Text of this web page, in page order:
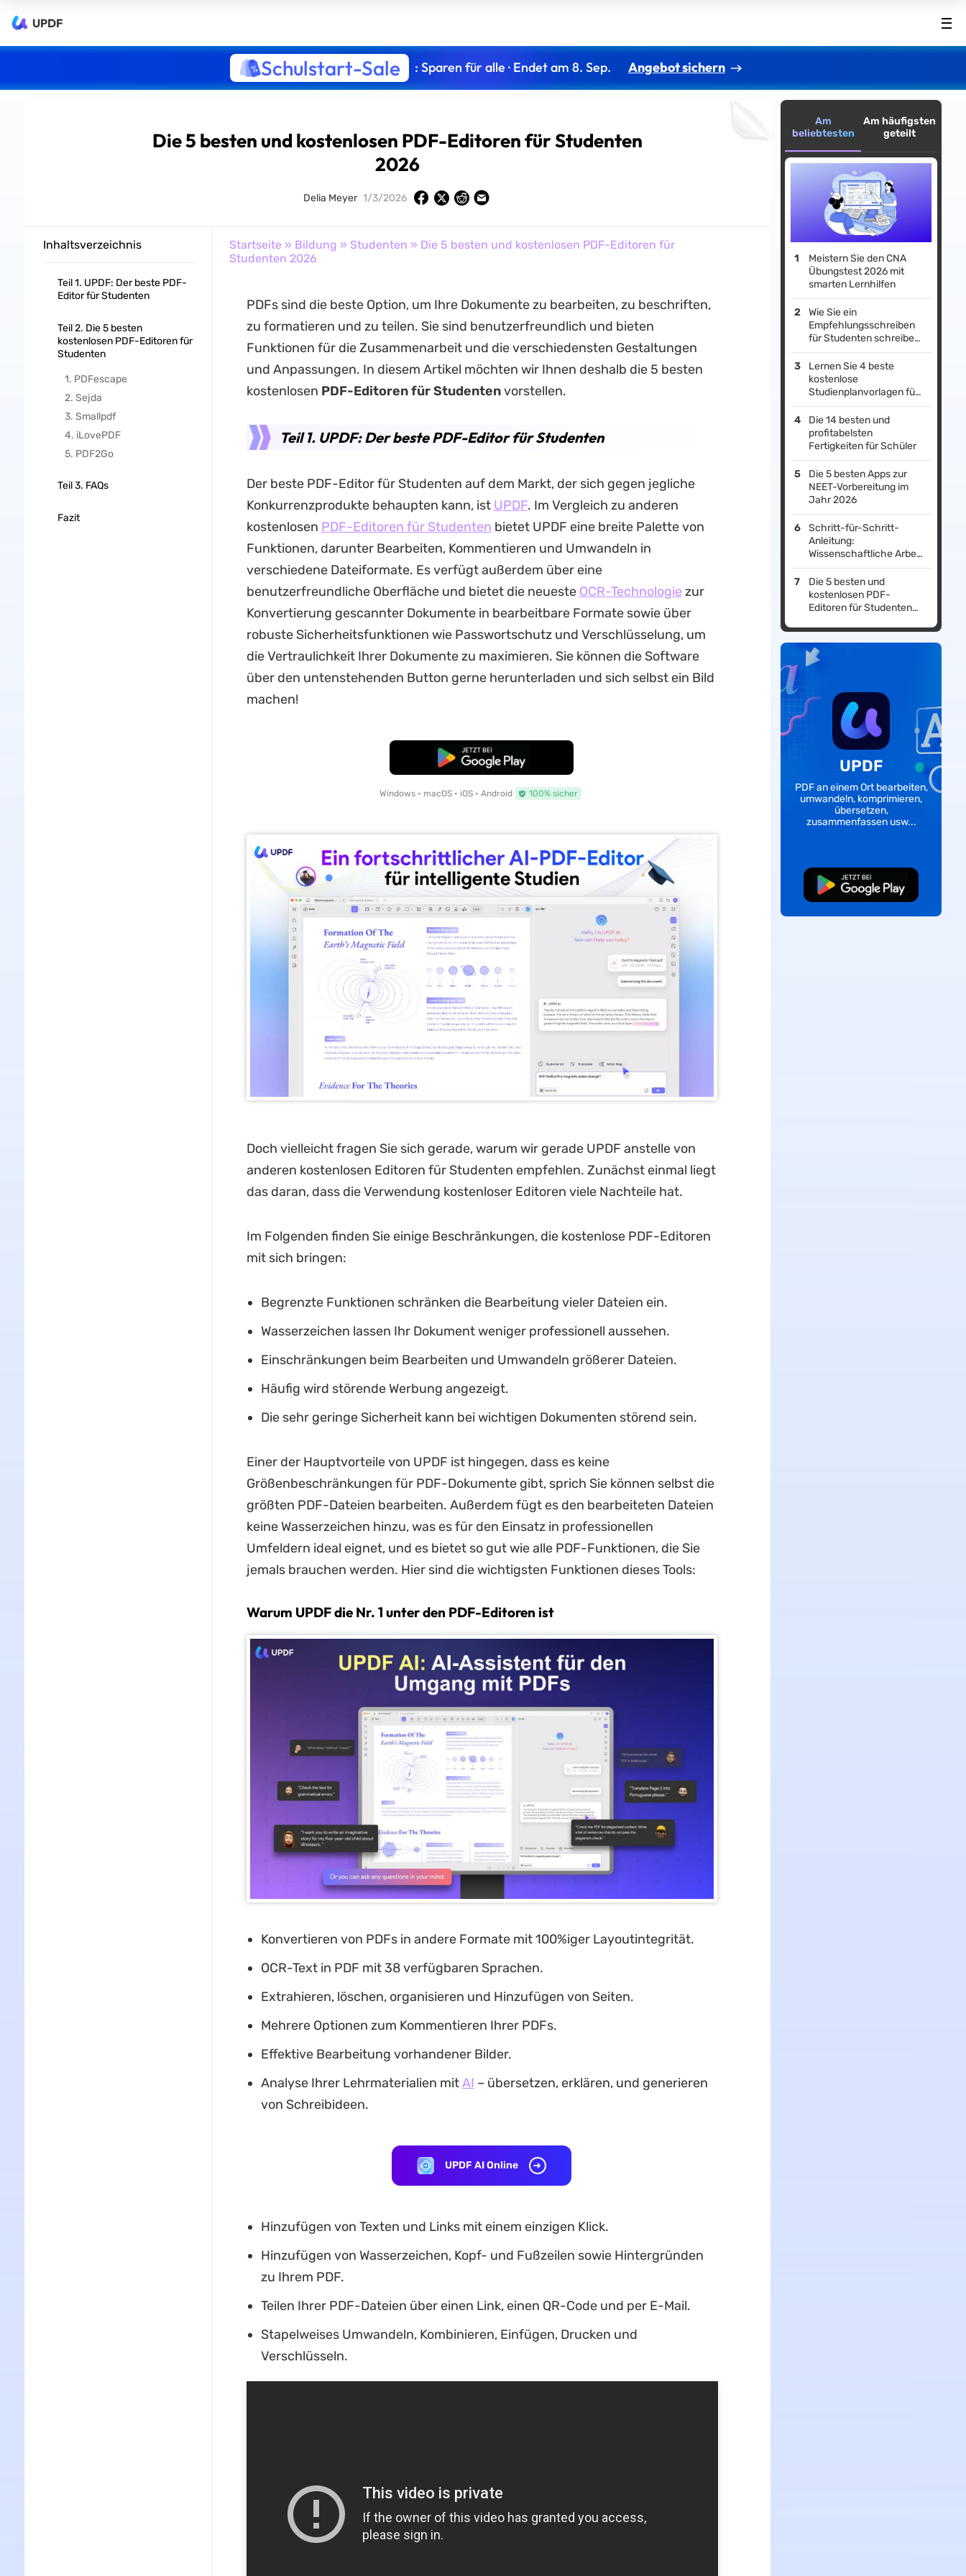
UPDF
Schulstart-Sale : Sparen für alle · Endet am 8. Sep. Angebot sichern
Die 5 besten und kostenlosen PDF-Editoren für Studenten
2026
Delia Meyer 1/3/2026
Inhaltsverzeichnis
Teil 1. UPDF: Der beste PDF-
Editor für Studenten
Teil 2. Die 5 besten
kostenlosen PDF-Editoren für
Studenten
1. PDFescape
2. Sejda
3. Smallpdf
4. iLovePDF
5. PDF2Go
Teil 3. FAQs
Fazit
Startseite » Bildung » Studenten » Die 5 besten und kostenlosen PDF-Editoren für
Studenten 2026
PDFs sind die beste Option, um Ihre Dokumente zu bearbeiten, zu beschriften,
zu formatieren und zu teilen. Sie sind benutzerfreundlich und bieten
Funktionen für die Zusammenarbeit und die verschiedensten Gestaltungen
und Anpassungen. In diesem Artikel möchten wir Ihnen deshalb die 5 besten
kostenlosen PDF-Editoren für Studentenvorstellen.
Teil 1. UPDF: Der beste PDF-Editor für Studenten
Der beste PDF-Editor für Studenten auf dem Markt, der sich gegen jegliche
Konkurrenzprodukte behaupten kann, ist UPDF. Im Vergleich zu anderen
kostenlosen PDF-Editoren für Studenten bietet UPDF eine breite Palette von
Funktionen, darunter Bearbeiten, Kommentieren und Umwandeln in
verschiedene Dateiformate. Es verfügt außerdem über eine
benutzerfreundliche Oberfläche und bietet die neueste OCR-Technologie zur
Konvertierung gescannter Dokumente in bearbeitbare Formate sowie über
robuste Sicherheitsfunktionen wie Passwortschutz und Verschlüsselung, um
die Vertraulichkeit Ihrer Dokumente zu maximieren. Sie können die Software
über den untenstehenden Button gerne herunterladen und sich selbst ein Bild
machen!
Kostenloser Download
Windows • macOS • iOS • Android 100% sicher
Doch vielleicht fragen Sie sich gerade, warum wir gerade UPDF anstelle von
anderen kostenlosen Editoren für Studenten empfehlen. Zunächst einmal liegt
das daran, dass die Verwendung kostenloser Editoren viele Nachteile hat.
Im Folgenden finden Sie einige Beschränkungen, die kostenlose PDF-Editoren
mit sich bringen:
Begrenzte Funktionen schränken die Bearbeitung vieler Dateien ein.
Wasserzeichen lassen Ihr Dokument weniger professionell aussehen.
Einschränkungen beim Bearbeiten und Umwandeln größerer Dateien.
Häufig wird störende Werbung angezeigt.
Die sehr geringe Sicherheit kann bei wichtigen Dokumenten störend sein.
Einer der Hauptvorteile von UPDF ist hingegen, dass es keine
Größenbeschränkungen für PDF-Dokumente gibt, sprich Sie können selbst die
größten PDF-Dateien bearbeiten. Außerdem fügt es den bearbeiteten Dateien
keine Wasserzeichen hinzu, was es für den Einsatz in professionellen
Umfeldern ideal eignet, und es bietet so gut wie alle PDF-Funktionen, die Sie
jemals brauchen werden. Hier sind die wichtigsten Funktionen dieses Tools:
Warum UPDF die Nr. 1 unter den PDF-Editoren ist
Konvertieren von PDFs in andere Formate mit 100%iger Layoutintegrität.
OCR-Text in PDF mit 38 verfügbaren Sprachen.
Extrahieren, löschen, organisieren und Hinzufügen von Seiten.
Mehrere Optionen zum Kommentieren Ihrer PDFs.
Effektive Bearbeitung vorhandener Bilder.
Analyse Ihrer Lehrmaterialien mitAI – übersetzen, erklären, und generieren
von Schreibideen.
UPDF AI Online
Hinzufügen von Texten und Links mit einem einzigen Klick.
Hinzufügen von Wasserzeichen, Kopf- und Fußzeilen sowie Hintergründen
zu Ihrem PDF.
Teilen Ihrer PDF-Dateien über einen Link, einen QR-Code und per E-Mail.
Stapelweises Umwandeln, Kombinieren, Einfügen, Drucken und
Verschlüsseln.
Am
beliebtesten
Am häufigsten
geteilt
Meistern Sie den CNA
Übungstest 2026 mit
smarten Lernhilfen
Wie Sie ein
Empfehlungsschreiben
für Studenten schreiben
– eine Anleitung mit
Beispielen
Lernen Sie 4 beste
kostenlose
Studienplanvorlagen für
Studenten!
Die 14 besten und
profitabelsten
Fertigkeiten für Schüler
Die 5 besten Apps zur
NEET-Vorbereitung im
Jahr 2026
Schritt-für-Schritt-
Anleitung:
Wissenschaftliche Arbeit
zitieren
Die 5 besten und
kostenlosen PDF-
Editoren für Studenten
UPDF
PDF an einem Ort bearbeiten,
umwandeln, komprimieren,
übersetzen,
zusammenfassen usw...
Kostenloser
Download